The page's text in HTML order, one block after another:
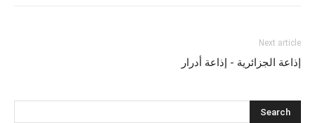
Next article
إذاعة الجزائرية - إذاعة أدرار